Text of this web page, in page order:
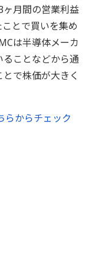
ヶ月間の営業利益
とで買いを集め
は半導体メーカ
ことなどから通
で株価が大きく
らからチェック